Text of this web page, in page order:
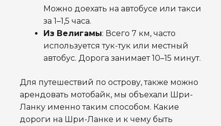
Можно доехать на автобусе или такси
за 1–1,5 часа.
Из Велигамы: Всего 7 км, часто
используется тук-тук или местный
автобус. Дорога занимает 10–15 минут.
Для путешествий по острову, также можно
арендовать мотобайк, мы объехали Шри-
Ланку именно таким способом. Какие
дороги на Шри-Ланке и к чему быть